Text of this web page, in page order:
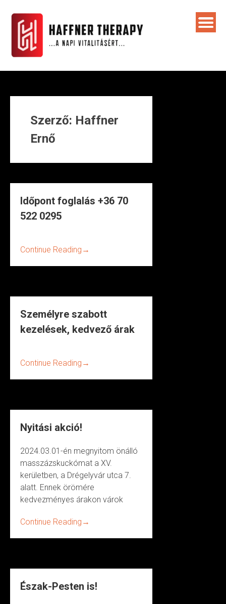
content
Szerző: Haffner
Ernő
Időpont foglalás +36 70
522 0295
Continue Reading →
Személyre szabott
kezelések, kedvező árak
Continue Reading →
Nyitási akció!
2024.03.01-én megnyitom önálló
masszázskuckómat a XV.
kerületben, a Drégelyvár utca 7.
alatt. Ennek örömére
kedvezményes árakon várok
Continue Reading →
Észak-Pesten is!